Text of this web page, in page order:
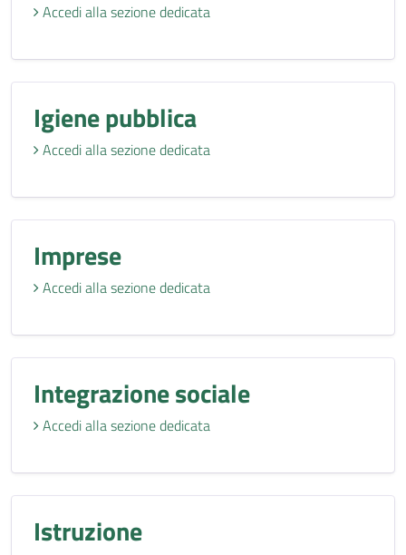
Accedi alla sezione dedicata
Igiene pubblica
Accedi alla sezione dedicata
Imprese
Accedi alla sezione dedicata
Integrazione sociale
Accedi alla sezione dedicata
Istruzione